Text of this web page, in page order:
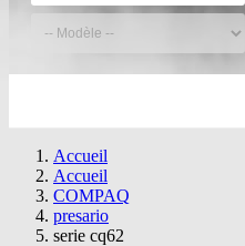
Accueil
Accueil
COMPAQ
presario
serie cq62